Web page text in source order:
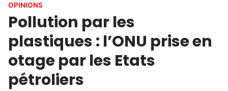
OPINIONS
Pollution par les
plastiques : l’ONU prise en
otage par les Etats
pétroliers